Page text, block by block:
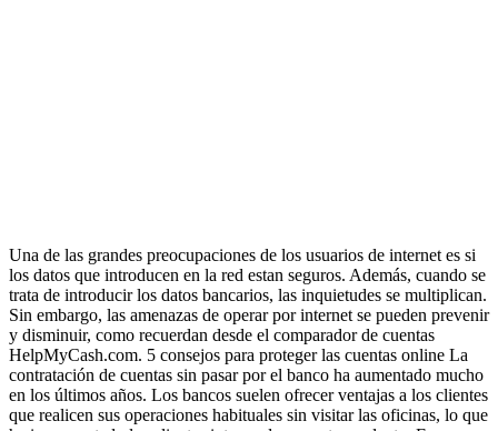
Una de las grandes preocupaciones de los usuarios de internet es si
los datos que introducen en la red estan seguros. Además, cuando se
trata de introducir los datos bancarios, las inquietudes se multiplican.
Sin embargo, las amenazas de operar por internet se pueden prevenir
y disminuir, como recuerdan desde el comparador de cuentas
HelpMyCash.com. 5 consejos para proteger las cuentas online La
contratación de cuentas sin pasar por el banco ha aumentado mucho
en los últimos años. Los bancos suelen ofrecer ventajas a los clientes
que realicen sus operaciones habituales sin visitar las oficinas, lo que